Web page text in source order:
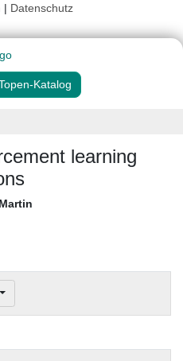
| Datenschutz
Katalog
learning